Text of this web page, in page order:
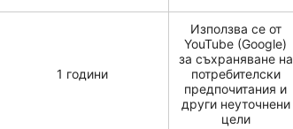
1 години
Използва се от
YouTube (Google)
за съхраняване на
потребителски
предпочитания и
други неуточнени
цели